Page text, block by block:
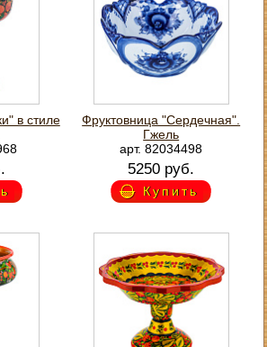
в стиле
Фруктовница "Сердечная".
Гжель
арт. 82034498
5250 руб.
Купить